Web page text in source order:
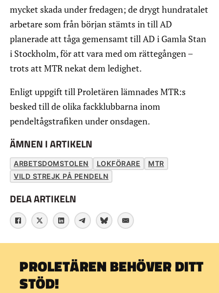
mycket skada under fredagen; de drygt hundratalet
arbetare som från början stämts in till AD
planerade att tåga gemensamt till AD i Gamla Stan
i Stockholm, för att vara med om rättegången –
trots att MTR nekat dem ledighet.
Enligt uppgift till Proletären lämnades MTR:s
besked till de olika fackklubbarna inom
pendeltågstrafiken under onsdagen.
ÄMNEN I ARTIKELN
ARBETSDOMSTOLEN LOKFÖRARE
MTR
VILD STREJK PÅ PENDELN
DELA ARTIKELN
PROLETÄREN BEHÖVER DITT
STÖD!